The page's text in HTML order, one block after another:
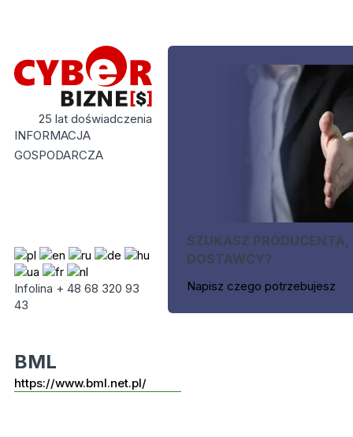
25 lat doświadczenia
INFORMACJA
GOSPODARCZA
Infolina + 48 68 320 93
43
SZUKASZ PRODUCENTA,
DOSTAWCY?
Napisz czego potrzebujesz
BML
https://www.bml.net.pl/